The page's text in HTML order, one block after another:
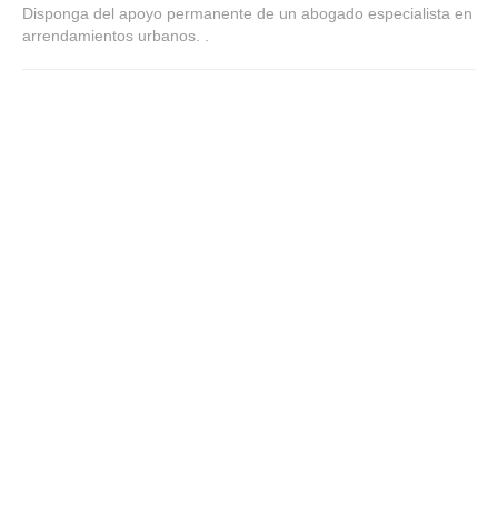
Disponga del apoyo permanente de un abogado especialista en
arrendamientos urbanos. .